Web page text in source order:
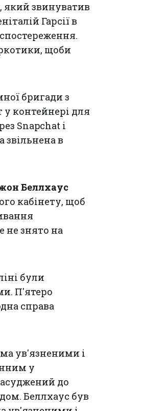
який звинуватив
Гарсії в
щоби
бригади з
у контейнері для
Snapchat і
звільнена в
Беллхаус
кабінету, щоб
не знято на
були
П'ятеро
справа
ув'язненими і
у
до
Беллхаус був